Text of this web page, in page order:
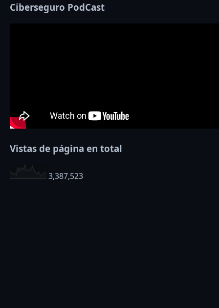
Ciberseguro PodCast
Vistas de página en total
3,387,523